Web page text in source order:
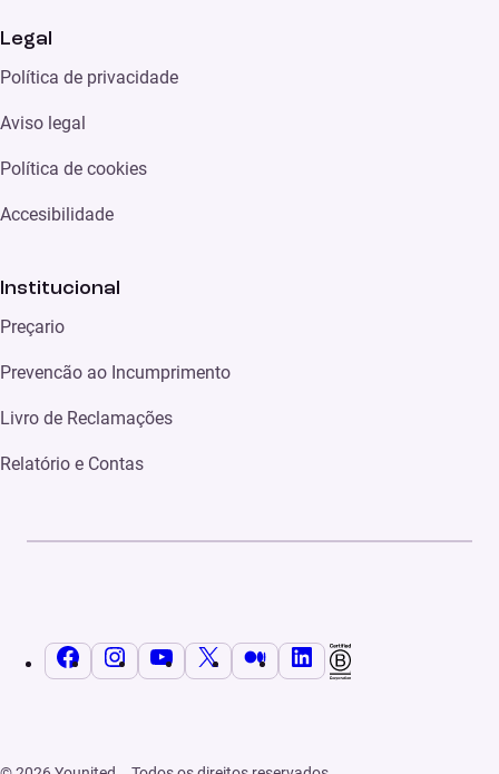
Legal
Política de privacidade
Aviso legal
Política de cookies
Accesibilidade
Institucional
Preçario
Prevencão ao Incumprimento
Livro de Reclamações
Relatório e Contas
FacebookInstagramYouTube Médio LinkedIn